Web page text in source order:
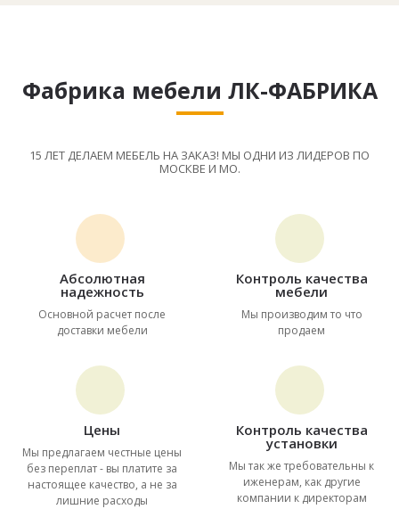
Фабрика мебели ЛК-ФАБРИКА
15 ЛЕТ ДЕЛАЕМ МЕБЕЛЬ НА ЗАКАЗ! МЫ ОДНИ ИЗ ЛИДЕРОВ ПО
МОСКВЕ И МО.
Абсолютная
надежность
Основной расчет после
доставки мебели
Контроль качества
мебели
Мы производим то что
продаем
Цены
Мы предлагаем честные цены
без переплат - вы платите за
настоящее качество, а не за
лишние расходы
Контроль качества
установки
Мы так же требовательны к
иженерам, как другие
компании к директорам